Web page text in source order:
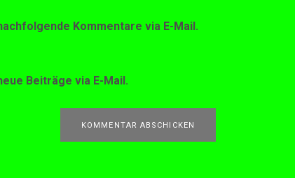
Kommentare via E-Mail.
Beiträge via E-Mail.